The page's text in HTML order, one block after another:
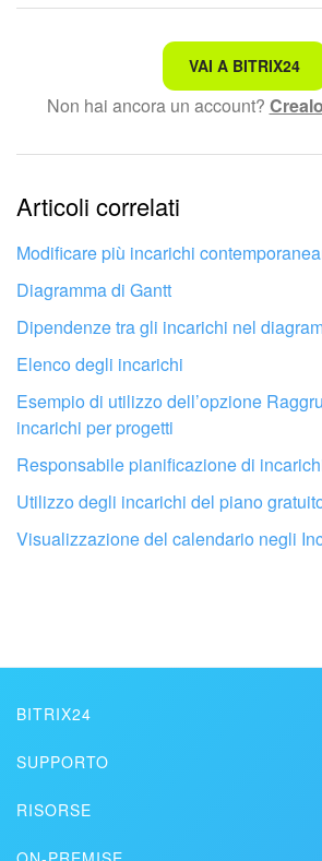
Non è quello che sto cercando.
Testo complesso e incomprensibile
Le informazioni sono obsolete.
Troppo breve, ho bisogno di maggiori
Non mi soddisfa come funziona
VAI A BITRIX24
Non hai ancora un account?
Articoli correlati
Modificare più incarichi
Diagramma di Gantt
Dipendenze tra gli incarichi nel
Elenco degli incarichi
Esempio di utilizzo dell’opzione
incarichi per progetti
Responsabile pianificazione di
Utilizzo degli incarichi del piano
Visualizzazione del calendario negli
BITRIX24
Media kit
Contatti
SUPPORTO
RISORSE